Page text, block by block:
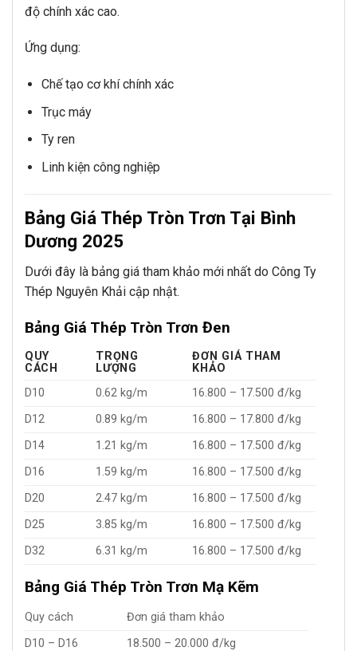
độ chính xác cao.
Ứng dụng:
Chế tạo cơ khí chính xác
Trục máy
Ty ren
Linh kiện công nghiệp
Bảng Giá Thép Tròn Trơn Tại Bình
Dương 2025
Dưới đây là bảng giá tham khảo mới nhất do Công Ty
Thép Nguyên Khải cập nhật.
Bảng Giá Thép Tròn Trơn Đen
QUY
CÁCH
TRỌNG
LƯỢNG
ĐƠN GIÁ THAM
KHẢO
D10
0.62 kg/m
16.800 – 17.500 đ/kg
D12
0.89 kg/m
16.800 – 17.800 đ/kg
D14
1.21 kg/m
16.800 – 17.500 đ/kg
D16
1.59 kg/m
16.800 – 17.500 đ/kg
D20
2.47 kg/m
16.800 – 17.500 đ/kg
D25
3.85 kg/m
16.800 – 17.500 đ/kg
D32
6.31 kg/m 16.800 – 17.500 đ/kg
Bảng Giá Thép Tròn Trơn Mạ Kẽm
Quy cách
Đơn giá tham khảo
D10 – D16
18.500 – 20.000 đ/kg